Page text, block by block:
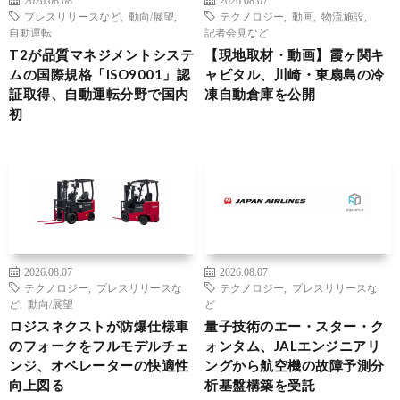
プレスリリースなど
動向/展望
自動運転
T2が品質マネジメントシステ
ムの国際規格「ISO9001」認
証取得、自動運転分野で国内
初
テクノロジー
動画 物流施設
記者会見など
【現地取材・動画】霞ヶ関キ
ャピタル、川崎・東扇島の冷
凍自動倉庫を公開
2026.08.07
テクノロジー
プレスリリースな
ど
動向/展望
ロジスネクストが防爆仕様車
のフォークをフルモデルチェ
ンジ、オペレーターの快適性
向上図る
2026.08.07
テクノロジー
プレスリリースな
ど
量子技術のエー・スター・ク
ォンタム、JALエンジニアリ
ングから航空機の故障予測分
析基盤構築を受託